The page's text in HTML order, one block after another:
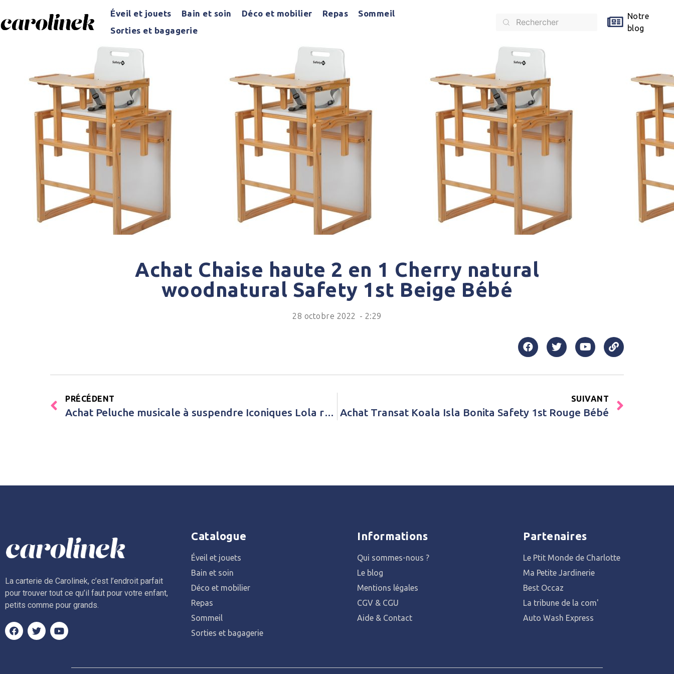
Éveil et jouets Bain et soin Déco et mobilier Repas
Sommeil
Sorties et bagagerie
Notre
blog
Achat Chaise haute 2 en 1 Cherry natural
woodnatural Safety 1st Beige Bébé
28 octobre 2022 - 2:29
PRÉCÉDENT
Achat Peluche musicale à suspendre Iconiques Lola rose (23 cm) Noukie’s Rose Fille
SUIVANT
Achat Transat Koala Isla Bonita Safety 1st Rouge Bébé
La carterie de Carolinek, c’est l’endroit parfait
pour trouver tout ce qu’il faut pour votre enfant,
petits comme pour grands.
Catalogue
Éveil et jouets
Bain et soin
Déco et mobilier
Repas
Sommeil
Sorties et bagagerie
Informations
Qui sommes-nous ?
Le blog
Mentions légales
CGV & CGU
Aide & Contact
Partenaires
Le Ptit Monde de Charlotte
Ma Petite Jardinerie
Best Occaz
La tribune de la com'
Auto Wash Express